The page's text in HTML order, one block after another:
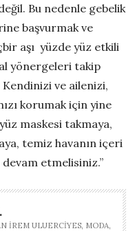
Bu nedenle gebelik
başvurmak ve
aşı yüzde yüz etkili
yönergeleri takip
ve ailenizi,
korumak için yine
maskesi takmaya,
temiz havanın içeri
etmelisiniz.”
İREM ULUERCIYES, MODA,